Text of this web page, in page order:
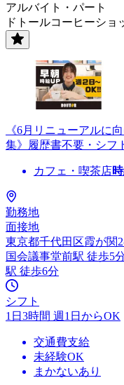
アルバイト・パート
ドトールコーヒーショ
《6月リニューアルに
集》履歴書不要・シフ
カフェ・喫茶店
勤務地
面接地
東京都千代田区霞が関
国会議事堂前駅 徒歩5
駅 徒歩6分
シフト
1日3時間 週1日からOK
交通費支給
未経験OK
まかないあり